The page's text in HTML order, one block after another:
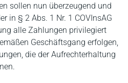
sollen nun überzeugend und
in § 2 Abs. 1 Nr. 1 COVInsAG
alle Zahlungen privilegiert
Geschäftsgang erfolgen,
die der Aufrechterhaltung